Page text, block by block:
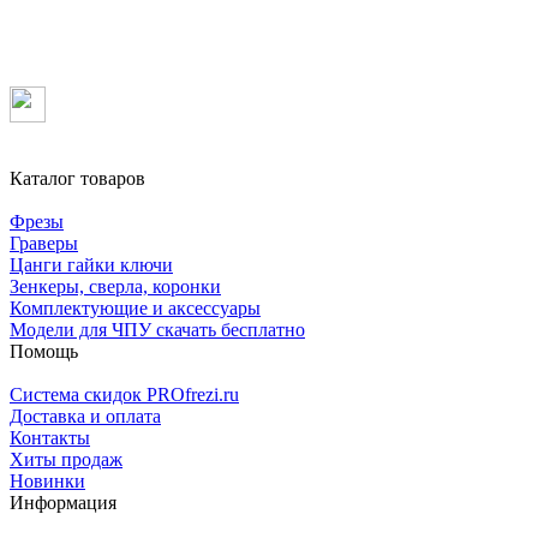
Каталог товаров
Фрезы
Граверы
Цанги гайки ключи
Зенкеры, сверла, коронки
Комплектующие и аксессуары
Модели для ЧПУ скачать бесплатно
Помощь
Система скидок PROfrezi.ru
Доставка и оплата
Контакты
Хиты продаж
Новинки
Информация